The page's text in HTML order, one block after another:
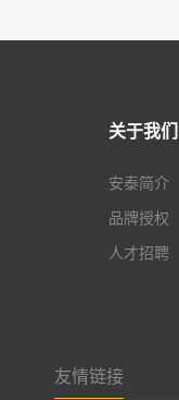
关于我们
安泰简介
品牌授权
人才招聘
友情链接